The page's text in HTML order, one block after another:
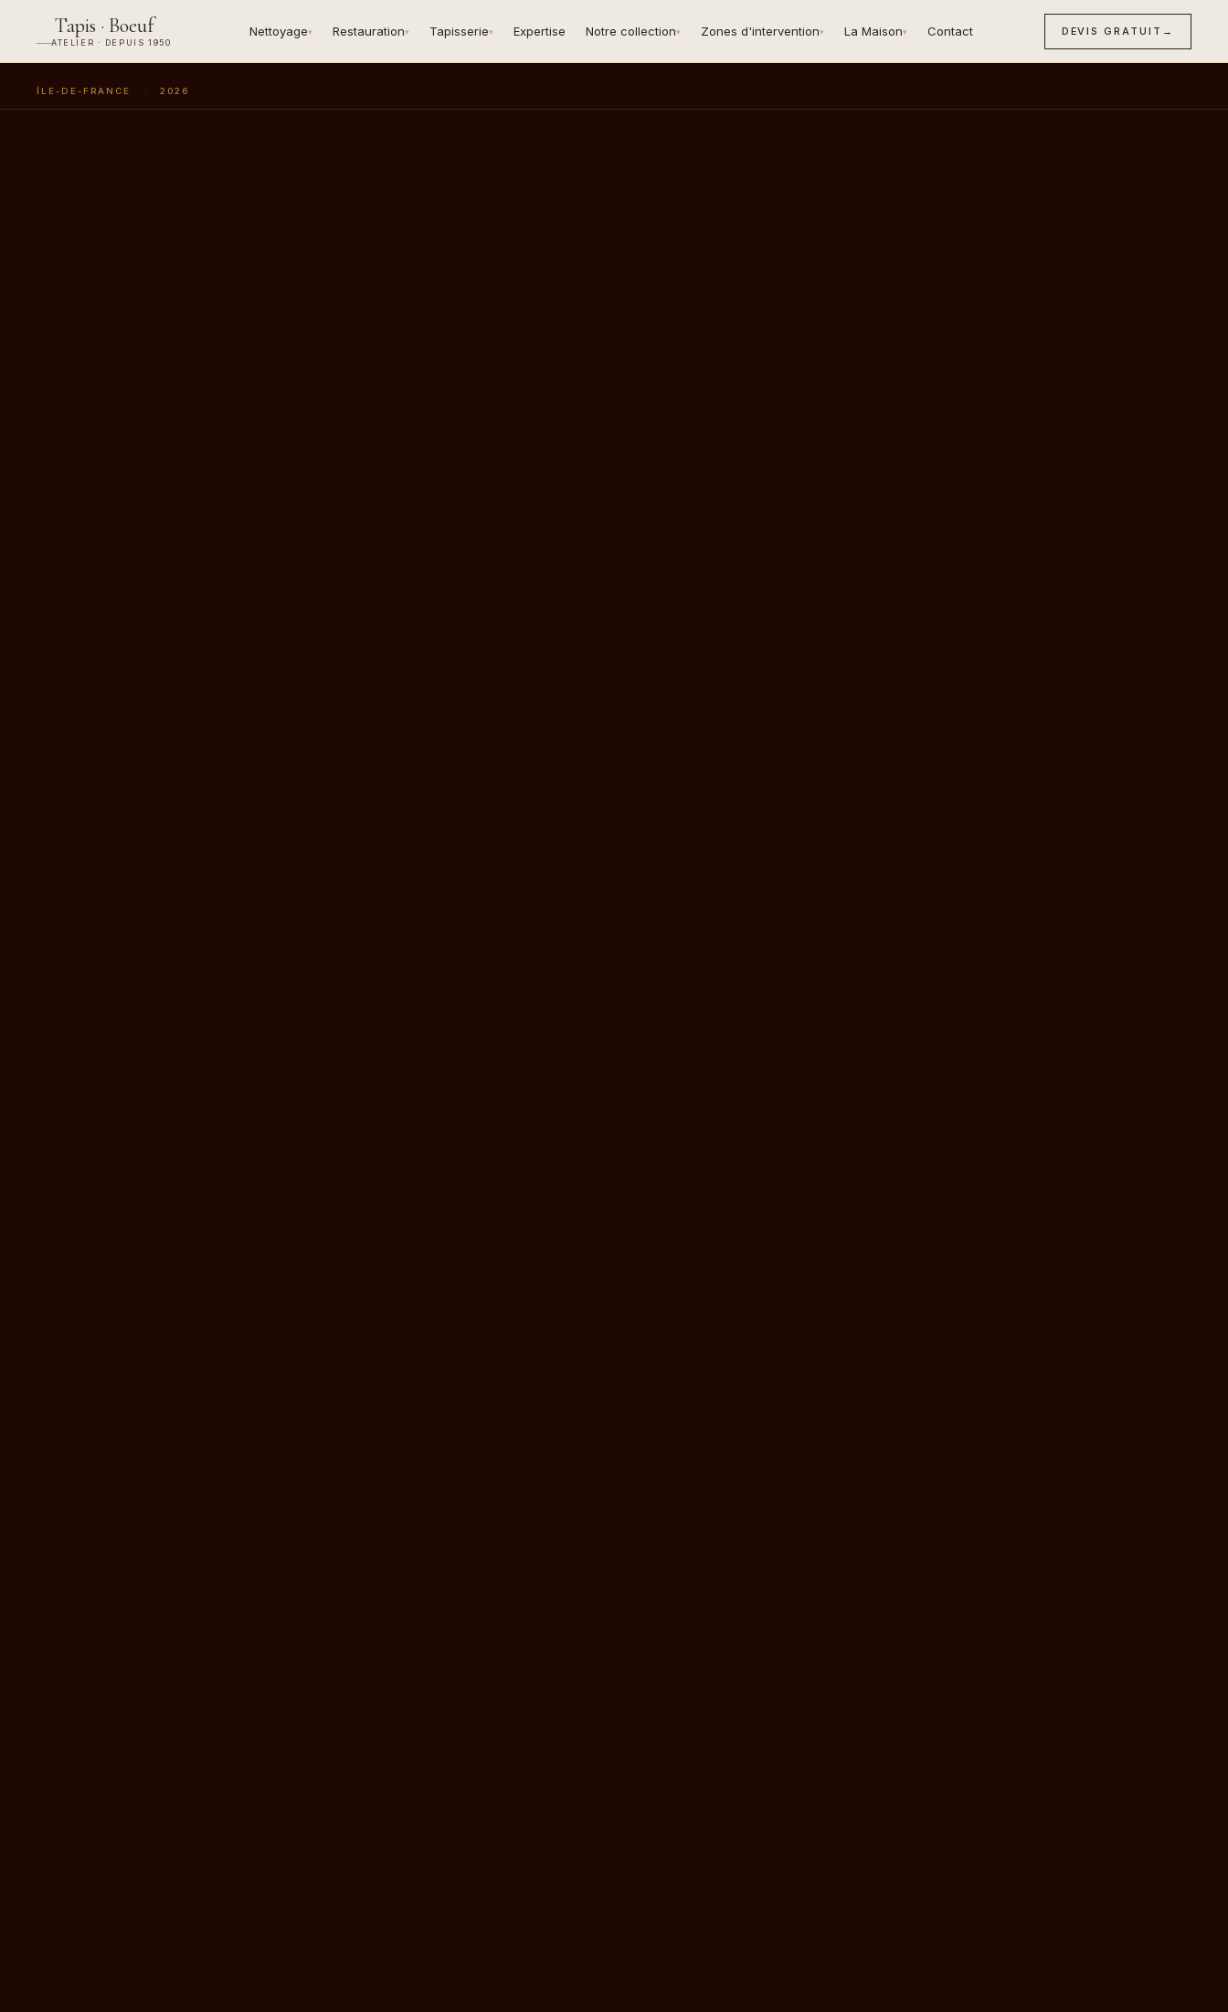
Tapis · Boeuf
ATELIER · DEPUIS 1950
Nettoyage▾ Restauration▾ Tapisserie▾ Expertise Notre collection▾ Zones d'intervention▾ La Maison▾ Contact DEVIS GRATUIT →
ÎLE-DE-FRANCE · 2026